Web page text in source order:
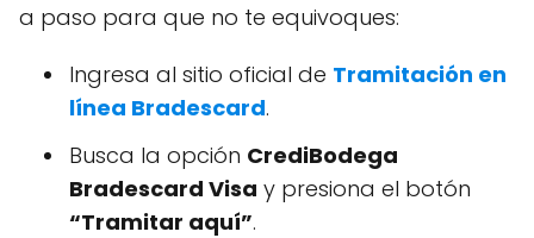
a paso para que no te equivoques:
Ingresa al sitio oficial de Tramitación en
línea Bradescard.
Busca la opción CrediBodega
Bradescard Visa y presiona el botón
“Tramitar aquí”.